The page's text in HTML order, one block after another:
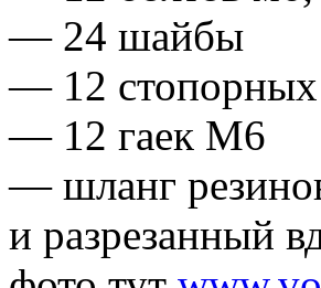
— 24 шайбы
— 12
— 12 гаек М6
— шланг
и разрезанный